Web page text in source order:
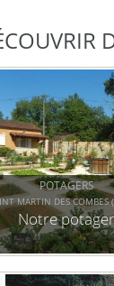
POTAGERS
MARTIN DES COMBES
Notre